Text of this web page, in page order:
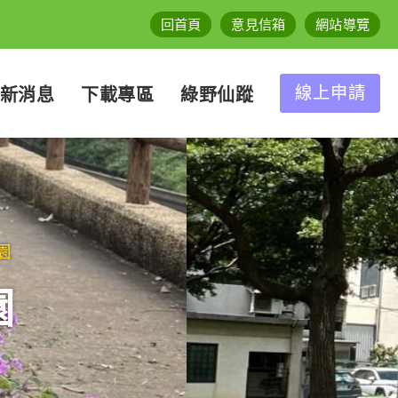
回首頁 意見信箱 網站導覽
消息 下載專區 綠野仙蹤 線上申請